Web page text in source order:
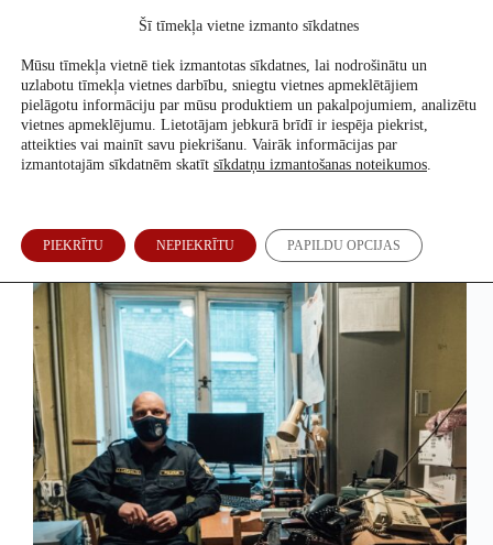
Atbalsti mūs
Demogrāfija
Kā novērst katastrofu
Šī tīmekļa vietne izmanto sīkdatnes
Mūsu tīmekļa vietnē tiek izmantotas sīkdatnes, lai nodrošinātu un
uzlabotu tīmekļa vietnes darbību, sniegtu vietnes apmeklētājiem
pielāgotu informāciju par mūsu produktiem un pakalpojumiem, analizētu
vietnes apmeklējumu. Lietotājam jebkurā brīdī ir iespēja piekrist,
atteikties vai mainīt savu piekrišanu. Vairāk informācijas par
izmantotajām sīkdatnēm skatīt sīkdatņu izmantošanas noteikumos.
PIEKRĪTU NEPIEKRĪTU PAPILDU OPCIJAS